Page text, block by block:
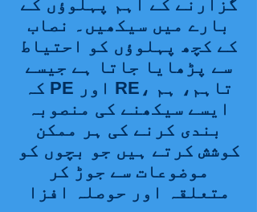
گزارنے کے اہم پہلوؤں کے
بارے میں سیکھیں۔ نصاب
کے کچھ پہلوؤں کو احتیاط
سے پڑھایا جاتا ہے جیسے
کہ PE اور RE، تاہم، ہم
ایسے سیکھنے کی منصوبہ
بندی کرنے کی ہر ممکن
کوشش کرتے ہیں جو بچوں کو
موضوعات سے جوڑ کر
متعلقہ اور حوصلہ افزا